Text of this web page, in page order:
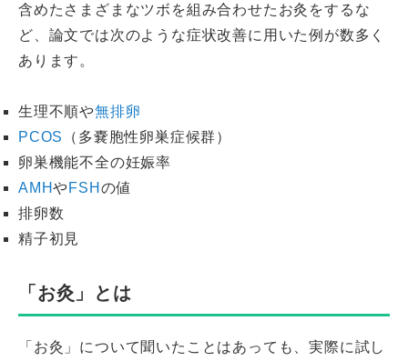
含めたさまざまなツボを組み合わせたお灸をするな
ど、論文では次のような症状改善に用いた例が数多く
あります。
生理不順や無排卵
PCOS
（多嚢胞性卵巣症候群）
卵巣機能不全の妊娠率
AMHやFSH の値
排卵数
精子初見
「お灸」とは
「お灸」について聞いたことはあっても、実際に試し